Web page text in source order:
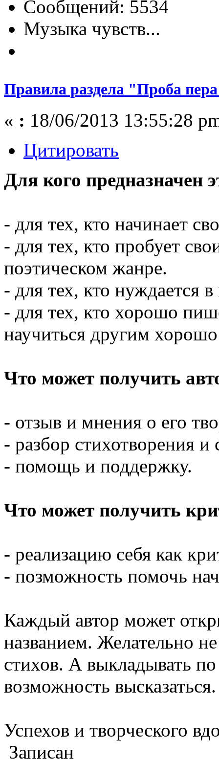
Сообщений: 5534
Музыка чувств...
Правила раздела "Проба
« : 18/06/2013 13:55:28
Цитировать
Для кого предназначен
- для тех, кто начинает
- для тех, кто пробует
поэтическом жанре.
- для тех, кто нуждается
- для тех, кто хорошо
научиться другим
Что может получить
- отзыв и мнения о его
- разбор стихотворения
- помощь и поддержку.
Что может получить
- реализацию себя как
- позможность помочь
Каждый автор может
названием. Желательно
стихов. А выкладывать
возможность высказаться.
Успехов и творческого
Записан